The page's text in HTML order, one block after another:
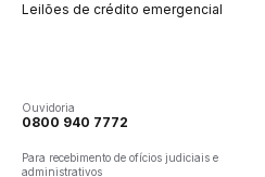
Leilões de crédito emergencial
Ouvidoria
0800 940 7772
Para recebimento de ofícios judiciais e
administrativos